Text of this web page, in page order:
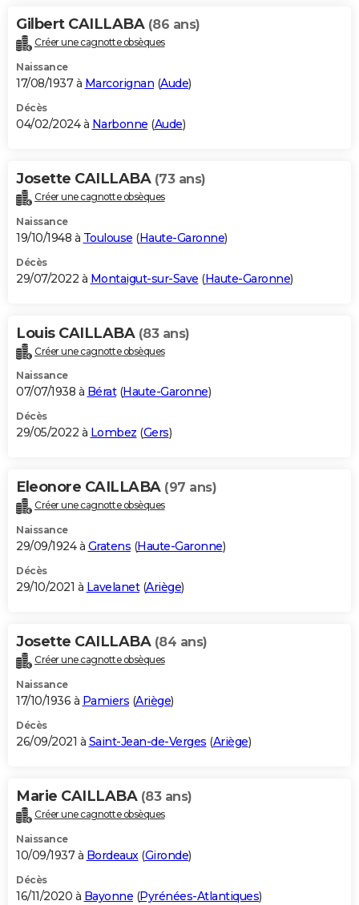
Bricolage
Lifestyle
Culture
Sport
Auto
Television
Voyage
Cinema
Gilbert CAILLABA (86 ans)
Créer une cagnotte obsèques
Naissance
17/08/1937 à Marcorignan (Aude)
Décès
04/02/2024 à Narbonne (Aude)
Josette CAILLABA (73 ans)
Créer une cagnotte obsèques
Naissance
19/10/1948 à Toulouse (Haute-Garonne)
Décès
29/07/2022 à Montaigut-sur-Save (Haute-Garonne)
Louis CAILLABA (83 ans)
Créer une cagnotte obsèques
Naissance
07/07/1938 à Bérat(Haute-Garonne)
Décès
29/05/2022 à Lombez (Gers)
Eleonore CAILLABA (97 ans)
Créer une cagnotte obsèques
Naissance
29/09/1924 à Gratens (Haute-Garonne)
Décès
29/10/2021 à Lavelanet(Ariège)
Josette CAILLABA (84 ans)
Créer une cagnotte obsèques
Naissance
17/10/1936 à Pamiers (Ariège)
Décès
26/09/2021 à Saint-Jean-de-Verges (Ariège)
Marie CAILLABA (83 ans)
Créer une cagnotte obsèques
Naissance
10/09/1937 à Bordeaux(Gironde)
Décès
16/11/2020 à Bayonne (Pyrénées-Atlantiques)